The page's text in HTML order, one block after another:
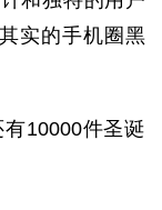
实的手机圈黑